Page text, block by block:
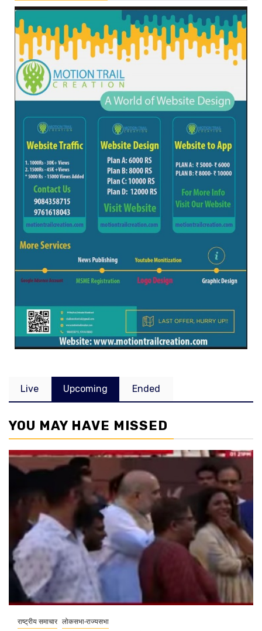
Live Upcoming Ended
YOU MAY HAVE MISSED
राष्ट्रीय समाचार लोकसभा-राज्यसभा